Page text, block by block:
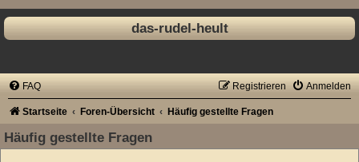
das-rudel-heult
FAQ Anmelden
Registrieren
Startseite Foren-Übersicht Häufig gestellte Fragen
Häufig gestellte Fragen